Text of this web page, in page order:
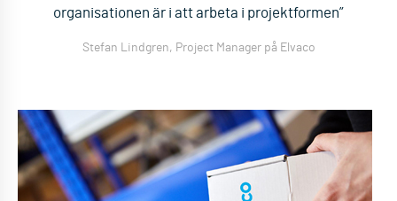
organisationen är i att arbeta i projektformen”
Stefan Lindgren, Project Manager på Elvaco